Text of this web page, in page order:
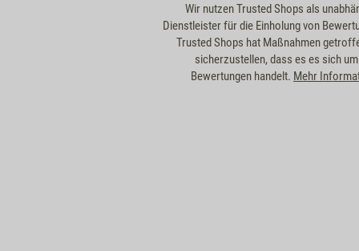
Wir nutzen Trusted Shops als
Dienstleister für die Einholung von
Trusted Shops hat Maßnahmen
sicherzustellen, dass es es sich
Bewertungen handelt. Mehr